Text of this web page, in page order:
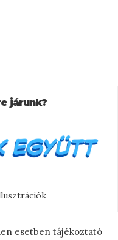
járunk?
esetben tájékoztató